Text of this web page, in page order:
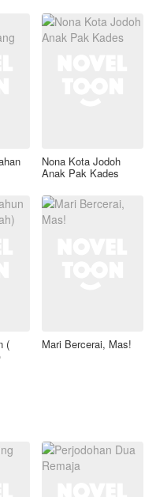
Nona Kota Jodoh
Anak Pak Kades
( Mari Bercerai, Mas!